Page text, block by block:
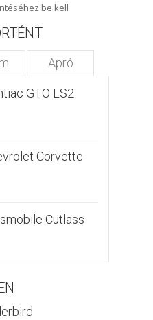
be kell
Apró
GTO LS2
Corvette
Cutlass